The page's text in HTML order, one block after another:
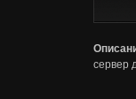
сервер